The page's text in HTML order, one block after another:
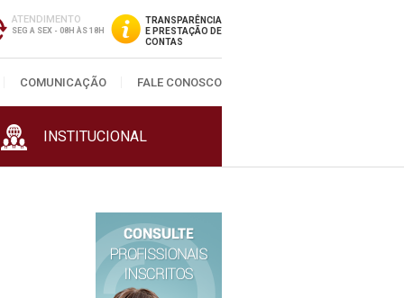
ATENDIMENTO
SEG A SEX - 08H ÀS 18H
TRANSPARÊNCIA
E PRESTAÇÃO DE
CONTAS
COMUNICAÇÃO FALE CONOSCO
INSTITUCIONAL